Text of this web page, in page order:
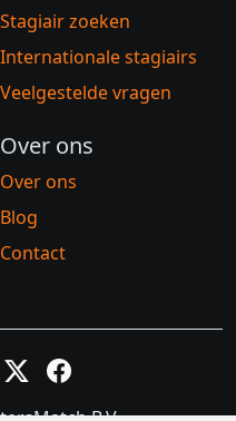
Stagiair zoeken
Internationale stagiairs
Veelgestelde vragen
Over ons
Over ons
Blog
Contact
Twitter XFacebook